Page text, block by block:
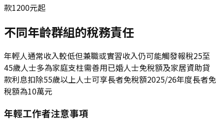
款1200元起
不同年齡群組的稅務責任
年輕人通常收入較低但兼職或實習收入仍可能觸發報稅25至
45歲人士多為家庭支柱需善用已婚人士免稅額及家居資助貸
款利息扣除55歲以上人士可享長者免稅額2025/26年度長者免
稅額為10萬元
年輕工作者注意事項